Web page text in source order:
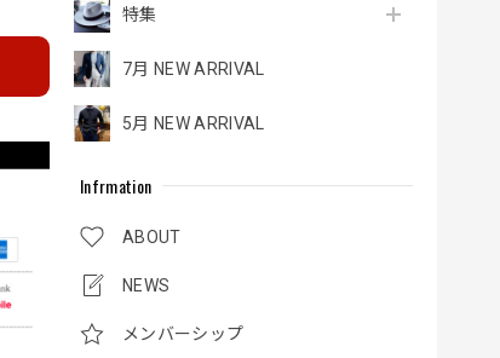
特集
7月 NEW ARRIVAL
5月 NEW ARRIVAL
Infrmation
ABOUT
NEWS
メンバーシップ